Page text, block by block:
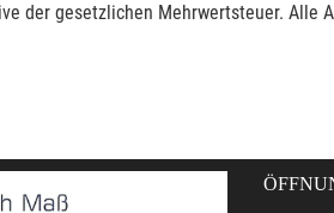
der gesetzlichen Mehrwertsteuer. Alle